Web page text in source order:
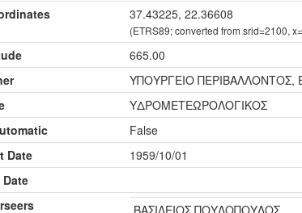
37.43225, 22.36608
(ETRS89; converted from srid=2100,
665.00
ΥΠΟΥΡΓΕΙΟ ΠΕΡΙΒΑΛΛΟΝΤΟΣ,
ΥΔΡΟΜΕΤΕΩΡΟΛΟΓΙΚΟΣ
False
Date
1959/10/01
Date
ΒΑΣΙΛΕΙΟΣ ΠΟΥΛΟΠΟΥΛΟΣ